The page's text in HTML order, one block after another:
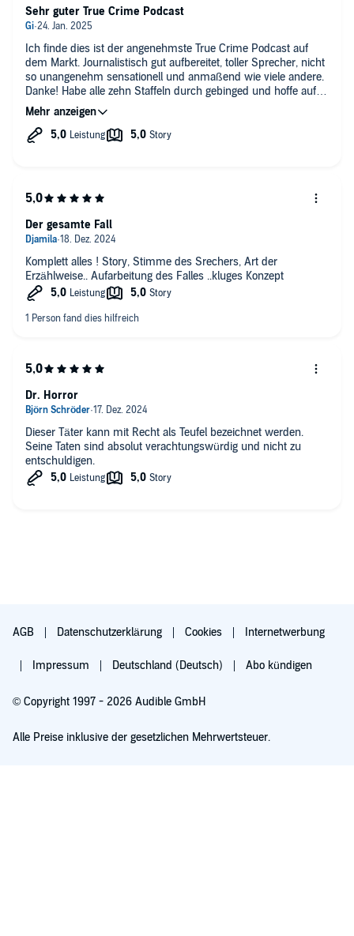
Ich finde dies ist der angenehmste True Crime Podcast auf
dem Markt. Journalistisch gut aufbereitet, toller Sprecher, nicht
so unangenehm sensationell und anmaßend wie viele andere.
Danke! Habe alle zehn Staffeln durch gebinged und hoffe auf
viele weitere!
Sehr guter True Crime Podcast
Komplett alles ! Story, Stimme des Srechers, Art der
Erzählweise.. Aufarbeitung des Falles ..kluges Konzept
Der gesamte Fall
Dieser Täter kann mit Recht als Teufel bezeichnet werden.
Seine Taten sind absolut verachtungswürdig und nicht zu
entschuldigen.
Dr. Horror
AGB Datenschutzerklärung Cookies Internetwerbung
Impressum Deutschland (Deutsch) Abo kündigen
© Copyright 1997 - 2026 Audible GmbH
Alle Preise inklusive der gesetzlichen Mehrwertsteuer.